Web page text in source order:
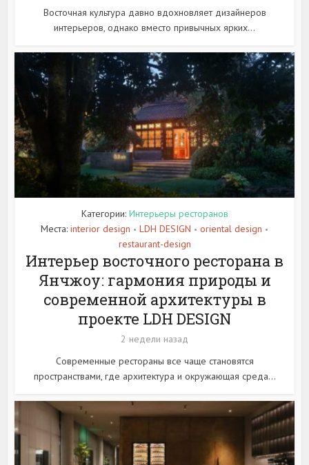
Восточная культура давно вдохновляет дизайнеров
интерьеров, однако вместо привычных ярких...
Категории: Интерьеры ресторанов
Места: interior design • LDH DESIGN • oriental design •
restaurant-design
Интерьер восточного ресторана в
Янчжоу: гармония природы и
современной архитектуры в
проекте LDH DESIGN
2 недели назад
Современные рестораны все чаще становятся
пространствами, где архитектура и окружающая среда...